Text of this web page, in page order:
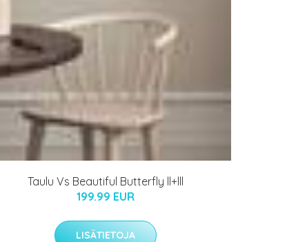
Taulu Vs Beautiful Butterfly ll+lll
199.99 EUR
LISÄTIETOJA